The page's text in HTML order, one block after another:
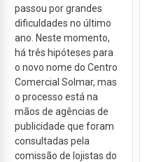
passou por grandes
dificuldades no último
ano. Neste momento,
há três hipóteses para
o novo nome do Centro
Comercial Solmar, mas
o processo está na
mãos de agências de
publicidade que foram
consultadas pela
comissão de lojistas do